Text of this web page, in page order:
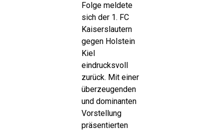
Folge meldete
sich der 1. FC
Kaiserslautern
gegen Holstein
Kiel
eindrucksvoll
zurück. Mit einer
überzeugenden
und dominanten
Vorstellung
präsentierten